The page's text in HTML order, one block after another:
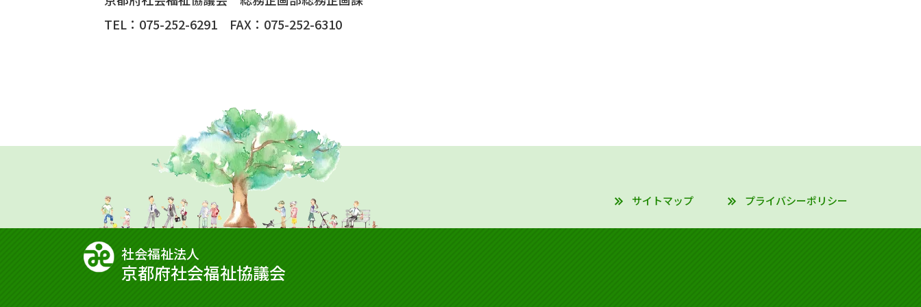
TEL：075-252-6291 FAX：075-252-6310
サイトマップ プライバシーポリシー
社会福祉法⼈
京都府社会福祉協議会